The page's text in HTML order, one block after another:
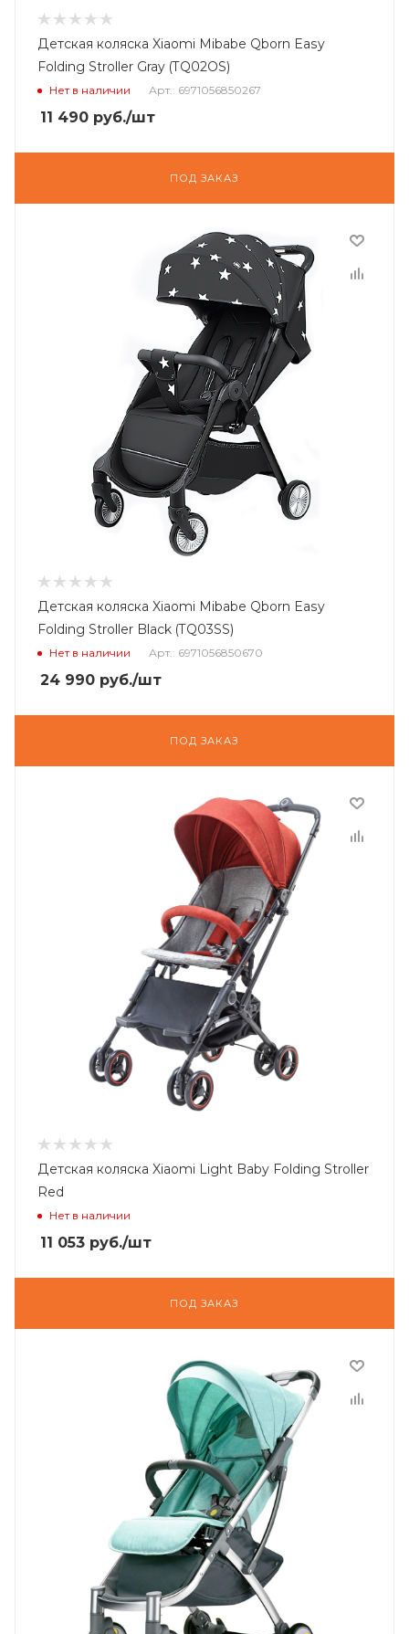
Детская коляска Xiaomi Mibabe Qborn Easy
Folding Stroller Gray (TQ02OS)
Нет в наличии Арт.: 6971056850267
11 490 руб./шт
ПОД ЗАКАЗ
Детская коляска Xiaomi Mibabe Qborn Easy
Folding Stroller Black (TQ03SS)
Нет в наличии Арт.: 6971056850670
24 990 руб./шт
ПОД ЗАКАЗ
Детская коляска Xiaomi Light Baby Folding Stroller
Red
Нет в наличии
11 053 руб./шт
ПОД ЗАКАЗ